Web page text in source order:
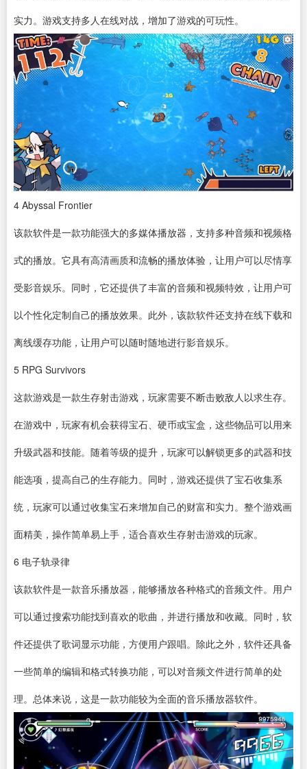
实力。游戏支持多人在线对战，增加了游戏的可玩性。
4 Abyssal Frontier
该款软件是一款功能强大的多媒体播放器，支持多种音频和视频格
式的播放。它具有高清画质和流畅的播放体验，让用户可以尽情享
受影音娱乐。同时，它还提供了丰富的音频和视频特效，让用户可
以个性化定制自己的播放效果。此外，该款软件还支持在线下载和
离线缓存功能，让用户可以随时随地进行影音娱乐。
5 RPG Survivors
这款游戏是一款生存射击游戏，玩家需要不断击败敌人以求生存。
在游戏中，玩家有机会获得宝石、硬币或宝盒，这些物品可以用来
升级武器和技能。随着等级的提升，玩家可以解锁更多的武器和技
能选项，提高自己的生存能力。同时，游戏还提供了宝石收集系
统，玩家可以通过收集宝石来增加自己的财富和实力。整个游戏画
面精美，操作简单易上手，适合喜欢生存射击游戏的玩家。
6 电子轨录律
该款软件是一款音乐播放器 ，能够播放各种格式的音频文件。用户
可以通过搜索功能找到喜欢的歌曲，并进行播放和收藏。同时，软
件还提供了歌词显示功能，方便用户跟唱。除此之外，软件还具备
一些简单的编辑和格式转换功能，可以对音频文件进行简单的处
理。总体来说，这是一款功能较为全面的音乐播放器软件。